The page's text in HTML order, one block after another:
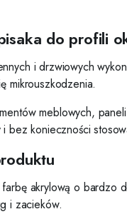
do profili
i drzwiowych
mikrouszkodzenia.
meblowych,
konieczności
akrylową o
i zacieków.